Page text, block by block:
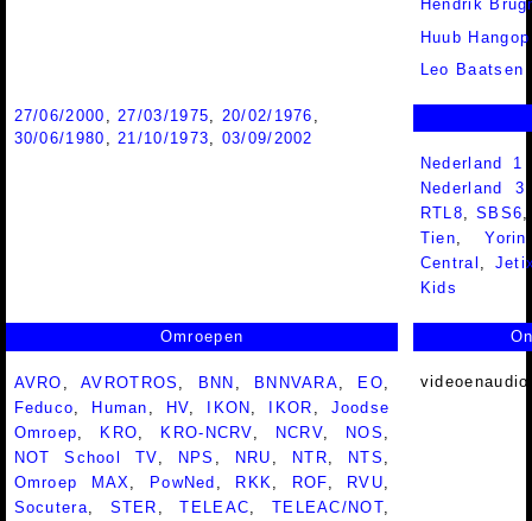
Hendrik
Huub Hangop
Leo Baatsen
27/06/2000 27/03/1975 20/02/1976
30/06/1980
21/10/1973
03/09/2002
Nederland
Nederland
RTL8 ,SBS6
Tien ,Yorin
Central
Kids
Omroepen
AVRO ,AVROTROS BNN BNNVARA EO
Feduco
Human HV IKON IKOR
Joodse
Omroep
KRO KRO-NCRV NCRV NOS
NOT School TV
NPS NRU NTR NTS
Omroep MAX
PowNed RKK ROF RVU
Socutera
STER ,TELEAC TELEAC/NOT